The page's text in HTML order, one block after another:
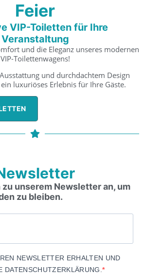
Feier
VIP-Toiletten für Ihre
Veranstaltung
und die Eleganz unseres modernen
VIP-Toilettenwagens!
und durchdachtem Design
luxuriöses Erlebnis für Ihre Gäste.
unserem Newsletter an, um
zu bleiben.
NEWSLETTER ERHALTEN UND
DATENSCHUTZERKLÄRUNG.